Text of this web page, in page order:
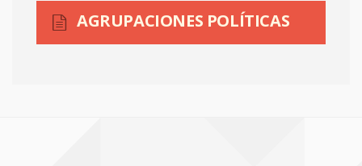
AGRUPACIONES POLÍTICAS